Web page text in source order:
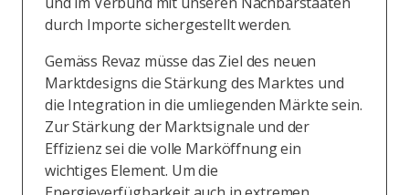
durch Importe sichergestellt werden.
Gemäss Revaz müsse das Ziel des neuen
Marktdesigns die Stärkung des Marktes und
die Integration in die umliegenden Märkte sein.
Zur Stärkung der Marktsignale und der
Effizienz sei die volle Marköffnung ein
wichtiges Element. Um die